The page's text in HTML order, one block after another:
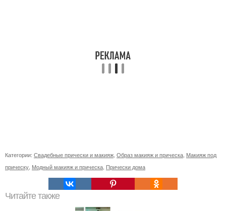
Категории: Свадебные прически и макияж Образ макияж и прическа Макияж под
прическу Модный макияж и прическа Прически дома
Читайте также